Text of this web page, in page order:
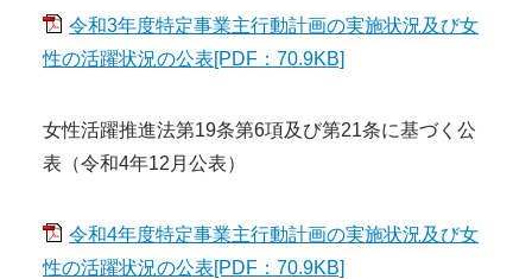
令和3年度特定事業主行動計画の実施状況及び女
性の活躍状況の公表[PDF：70.9KB]
女性活躍推進法第19条第6項及び第21条に基づく公
表（令和4年12月公表）
令和4年度特定事業主行動計画の実施状況及び女
性の活躍状況の公表[PDF：70.9KB]